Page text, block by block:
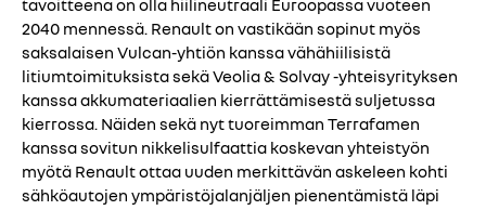
2040 mennessä. Renault on vastikään sopinut myös
saksalaisen Vulcan-yhtiön kanssa vähähiilisistä
litiumtoimituksista sekä Veolia & Solvay -yhteisyrityksen
kanssa akkumateriaalien kierrättämisestä suljetussa
kierrossa. Näiden sekä nyt tuoreimman Terrafamen
kanssa sovitun nikkelisulfaattia koskevan yhteistyön
myötä Renault ottaa uuden merkittävän askeleen kohti
sähköautojen ympäristöjalanjäljen pienentämistä läpi